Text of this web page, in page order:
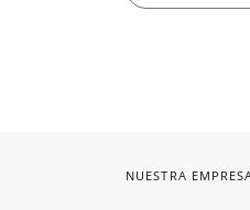
NUESTRA